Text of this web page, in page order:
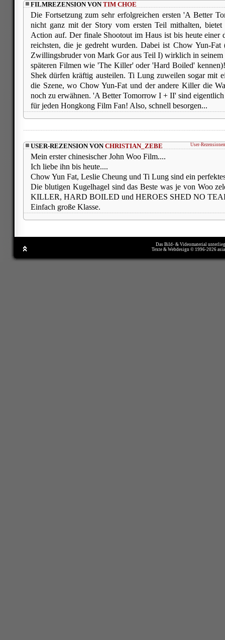
FILMREZENSION VONTIM CHOE
Die Fortsetzung zum sehr erfolgreichen ersten 'A Better
nicht ganz mit der Story vom ersten Teil mithalten,
Action auf. Der finale Shootout im Haus ist bis heute einer
reichsten, die je gedreht wurden. Dabei ist Chow Yun-
Zwillingsbruder von Mark Gor aus Teil I) wirklich in
späteren Filmen wie 'The Killer' oder 'Hard Boiled'
Shek dürfen kräftig austeilen. Ti Lung zuweilen sogar mit
die Szene, wo Chow Yun-Fat und der andere Killer die
noch zu erwähnen. 'A Better Tomorrow I + II' sind
für jeden Hongkong Film Fan! Also, schnell besorgen...
User-
USER-REZENSION VONCHRISTIAN_ZEBE
Mein erster chinesischer John Woo Film....
Ich liebe ihn bis heute....
Chow Yun Fat, Leslie Cheung und Ti Lung sind ein
Die blutigen Kugelhagel sind das Beste was je von Woo
KILLER, HARD BOILED und HEROES SHED NO
Einfach große Klasse.
Das Bild- & Videomaterial
Texte & Webdesign © 1996-2026